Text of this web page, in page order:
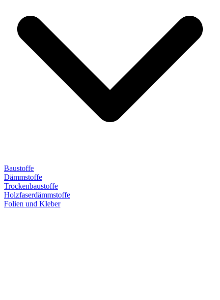
Baustoffe
Dämmstoffe
Trockenbaustoffe
Holzfaserdämmstoffe
Folien und Kleber